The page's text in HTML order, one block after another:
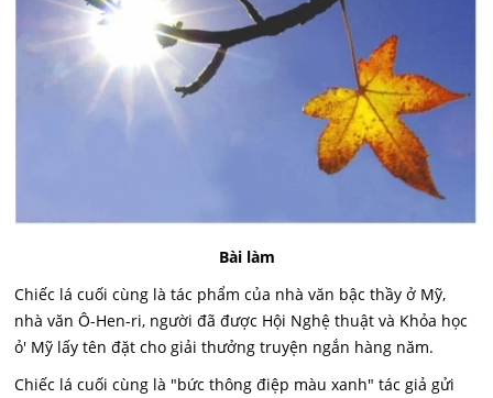
Bài làm
Chiếc lá cuối cùng là tác phẩm của nhà văn bậc thầy ở Mỹ,
nhà văn Ô-Hen-ri, người đã được Hội Nghệ thuật và Khỏa học
ỏ' Mỹ lấy tên đặt cho giải thưởng truyện ngắn hàng năm.
Chiếc lá cuối cùng là "bức thông điệp màu xanh" tác giả gửi